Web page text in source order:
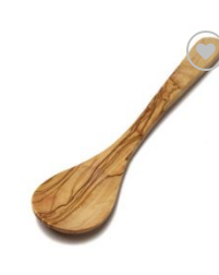
Toevoegen
aan
verlanglijst